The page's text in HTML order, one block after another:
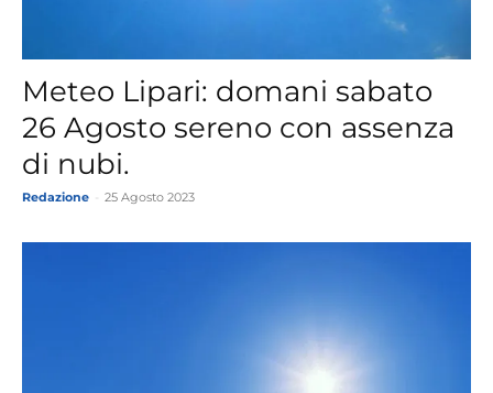
Meteo Lipari: domani sabato
26 Agosto sereno con assenza
di nubi.
Redazione 25 Agosto 2023